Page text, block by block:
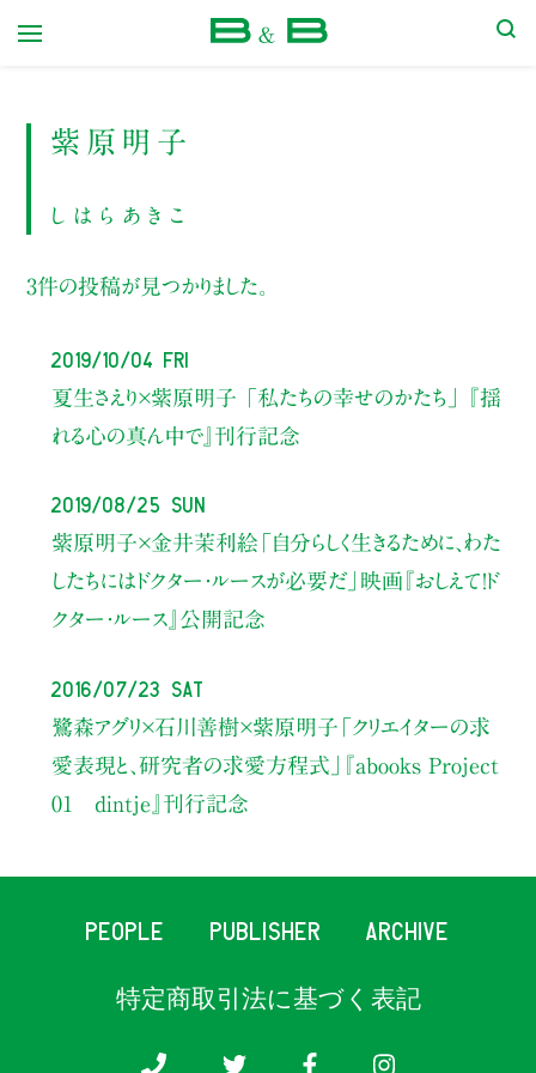
紫原明子
しはらあきこ
3件の投稿が見つかりました。
2019/10/04 Fri
夏生さえり×紫原明子 「私たちの幸せのかたち」
『揺
れる心の真ん中で』刊行記念
2019/08/25 Sun
紫原明子×金井茉利絵「自分らしく生きるために、わた
したちにはドクター・ルースが必要だ」 映画『おしえて！ド
クター・ルース』公開記念
2016/07/23 Sat
鷺森アグリ×石川善樹×紫原明子 「クリエイターの求
愛表現と、研究者の求愛方程式」
『abooks Project
01 dintje』刊行記念
PEOPLE PUBLISHER ARCHIVE
特定商取引法に基づく表記